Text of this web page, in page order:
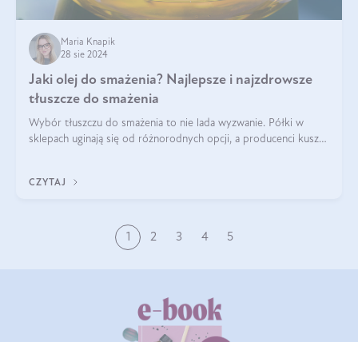
Maria Knapik
28 sie 2024
Jaki olej do smażenia? Najlepsze i najzdrowsze
tłuszcze do smażenia
Wybór tłuszczu do smażenia to nie lada wyzwanie. Półki w
sklepach uginają się od różnorodnych opcji, a producenci kuszą
CZYTAJ
1 2 3 4 5